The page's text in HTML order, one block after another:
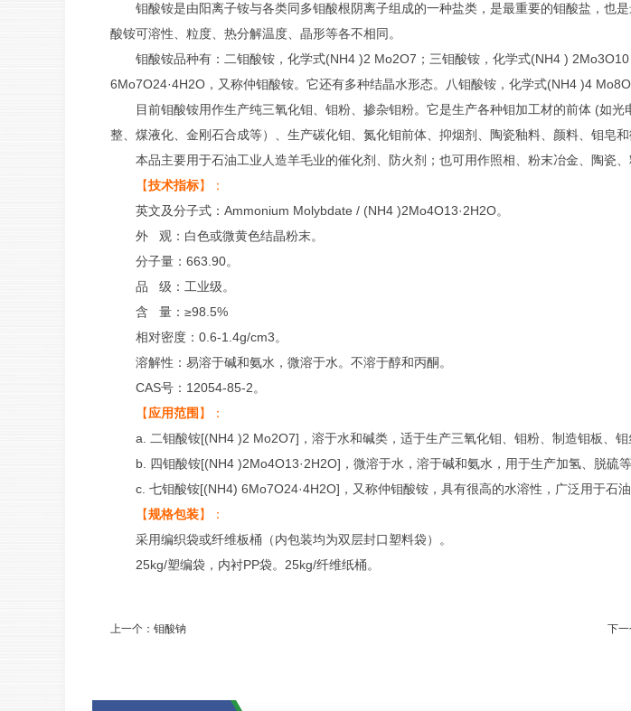
钼酸铵是由阳离子铵与各类同多钼酸根阴离子组成的一种盐类，是最重要的钼酸盐，也
酸铵可溶性、粒度、热分解温度、晶形等各不相同。
钼酸铵品种有：二钼酸铵，化学式(NH4 )2 Mo2O7；三钼酸铵，化学式(NH4 )
6Mo7O24·4H2O，又称仲钼酸铵。它还有多种结晶水形态。八钼酸铵，化学式(NH4 )4
目前钼酸铵用作生产纯三氧化钼、钼粉、掺杂钼粉。它是生产各种钼加工材的前体 (如
整、煤液化、金刚石合成等）、生产碳化钼、氮化钼前体、抑烟剂、陶瓷釉料、颜料、钼皂和
本品主要用于石油工业人造羊毛业的催化剂、防火剂；也可用作照相、粉末冶金、陶瓷
【技术指标】：
英文及分子式：Ammonium Molybdate / (NH4 )2Mo4O13·2H2O。
外 观：白色或微黄色结晶粉末。
分子量：663.90。
品 级：工业级。
含 量：≥98.5%
相对密度：0.6-1.4g/cm3。
溶解性：易溶于碱和氨水，微溶于水。不溶于醇和丙酮。
CAS号：12054-85-2。
【应用范围 】：
a. 二钼酸铵[(NH4 )2 Mo2O7]，溶于水和碱类，适于生产三氧化钼、钼粉、制造钼板、
b. 四钼酸铵[(NH4 )2Mo4O13·2H2O]，微溶于水，溶于碱和氨水，用于生产加氢、脱硫
c. 七钼酸铵[(NH4) 6Mo7O24·4H2O]，又称仲钼酸铵，具有很高的水溶性，广泛用于石
【规格包装】：
采用编织袋或纤维板桶（内包装均为双层封口塑料袋）。
25kg/塑编袋，内衬PP袋。25kg/纤维纸桶。
上一个： 钼酸钠 下一